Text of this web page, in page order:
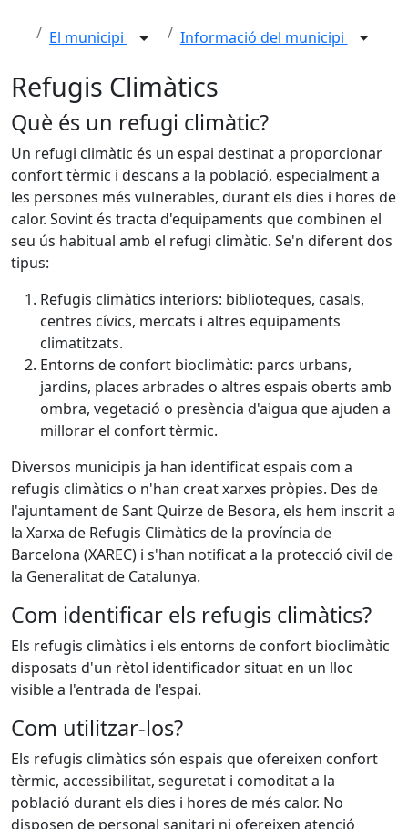
El municipi Informació del municipi
Refugis Climàtics
Què és un refugi climàtic?
Un refugi climàtic és un espai destinat a proporcionar
confort tèrmic i descans a la població, especialment a
les persones més vulnerables, durant els dies i hores de
calor. Sovint és tracta d'equipaments que combinen el
seu ús habitual amb el refugi climàtic. Se'n diferent dos
tipus:
Refugis climàtics interiors: biblioteques, casals,
centres cívics, mercats i altres equipaments
climatitzats.
Entorns de confort bioclimàtic: parcs urbans,
jardins, places arbrades o altres espais oberts amb
ombra, vegetació o presència d'aigua que ajuden a
millorar el confort tèrmic.
Diversos municipis ja han identificat espais com a
refugis climàtics o n'han creat xarxes pròpies. Des de
l'ajuntament de Sant Quirze de Besora, els hem inscrit a
la Xarxa de Refugis Climàtics de la província de
Barcelona (XAREC) i s'han notificat a la protecció civil de
la Generalitat de Catalunya.
Com identificar els refugis climàtics?
Els refugis climàtics i els entorns de confort bioclimàtic
disposats d'un rètol identificador situat en un lloc
visible a l'entrada de l'espai.
Com utilitzar-los?
Els refugis climàtics són espais que ofereixen confort
tèrmic, accessibilitat, seguretat i comoditat a la
població durant els dies i hores de més calor. No
disposen de personal sanitari ni ofereixen atenció